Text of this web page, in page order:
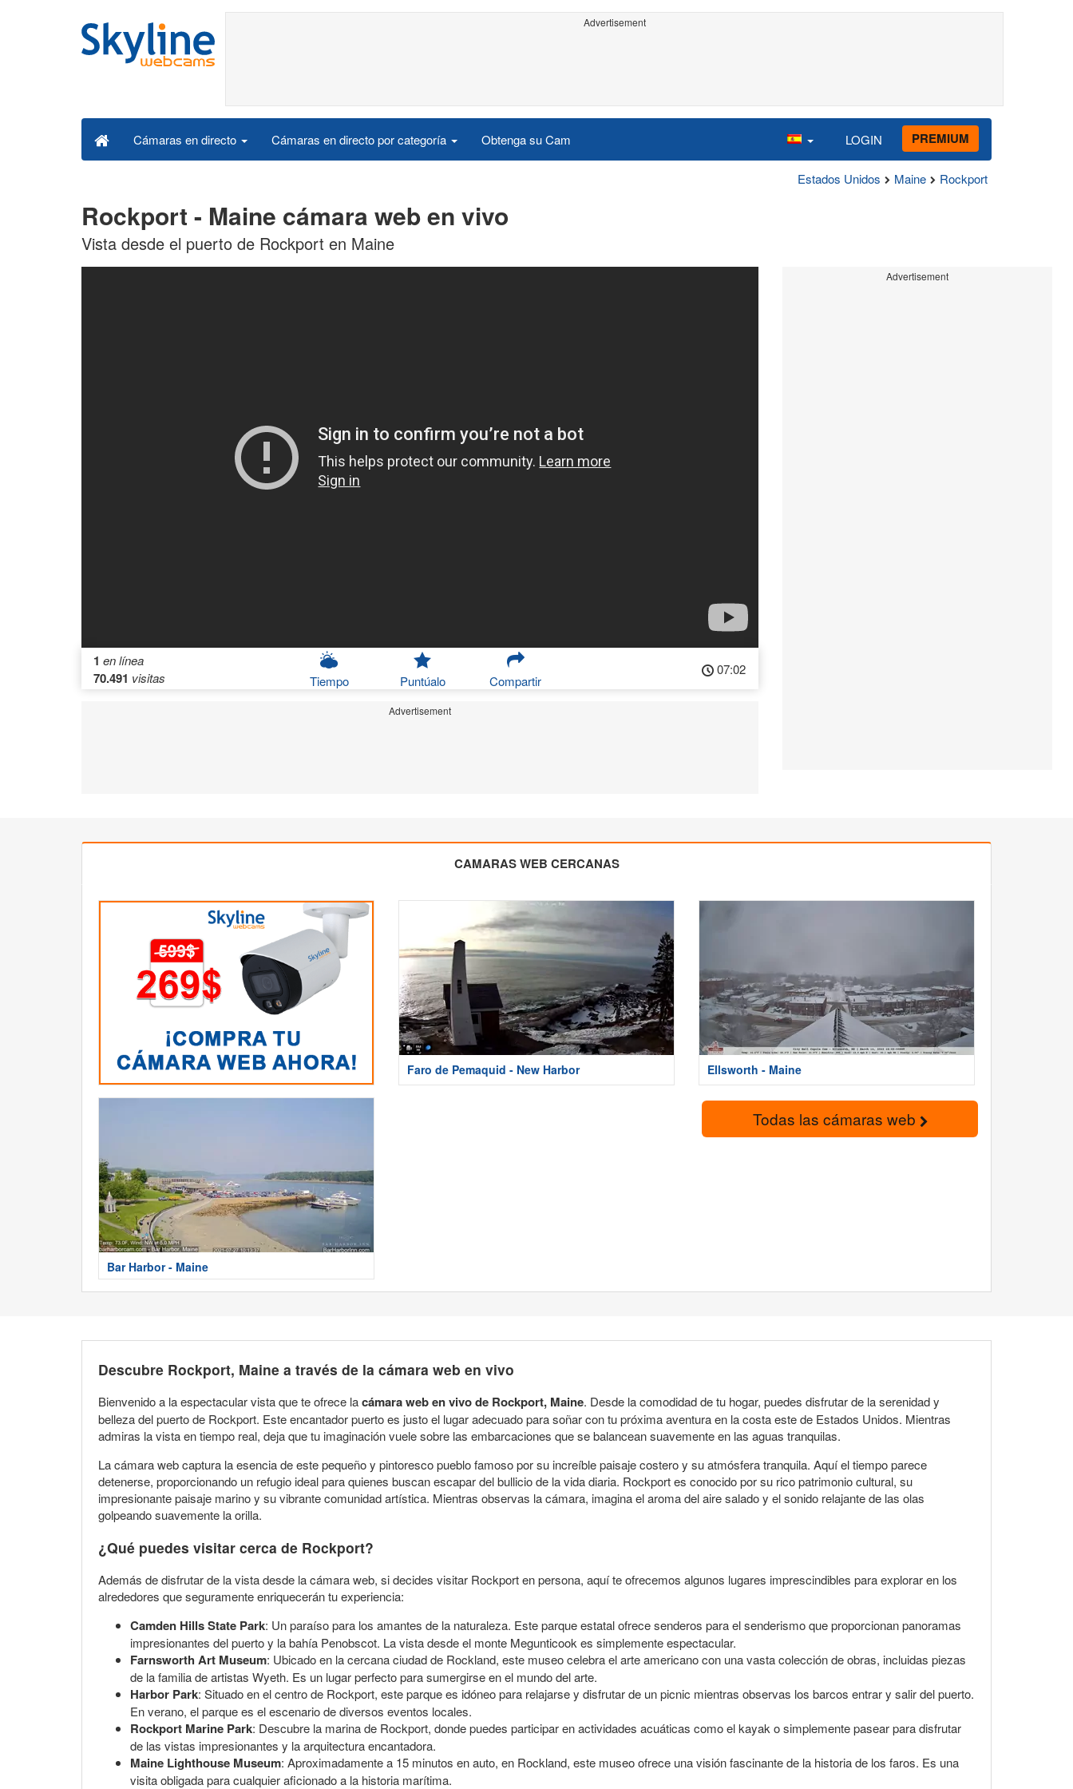
Advertisement
Cámaras en directo Cámaras en directo por categoría Obtenga su Cam LOGIN PREMIUM
Estados Unidos Maine Rockport
Rockport - Maine cámara web en vivo
Vista desde el puerto de Rockport en Maine
1 en línea
70.491 visitas Tiempo Puntúalo Compartir
07:02
Advertisement
Advertisement
CAMARAS WEB CERCANAS
Faro de Pemaquid - New Harbor Ellsworth - Maine
Bar Harbor - Maine
Todas las cámaras web
Descubre Rockport, Maine a través de la cámara web en vivo
Bienvenido a la espectacular vista que te ofrece lacámara web en vivo de Rockport, Maine. Desde la comodidad de tu hogar, puedes disfrutar de la serenidad y
belleza del puerto de Rockport. Este encantador puerto es justo el lugar adecuado para soñar con tu próxima aventura en la costa este de Estados Unidos. Mientras
admiras la vista en tiempo real, deja que tu imaginación vuele sobre las embarcaciones que se balancean suavemente en las aguas tranquilas.
La cámara web captura la esencia de este pequeño y pintoresco pueblo famoso por su increíble paisaje costero y su atmósfera tranquila. Aquí el tiempo parece
detenerse, proporcionando un refugio ideal para quienes buscan escapar del bullicio de la vida diaria. Rockport es conocido por su rico patrimonio cultural, su
impresionante paisaje marino y su vibrante comunidad artística. Mientras observas la cámara, imagina el aroma del aire salado y el sonido relajante de las olas
golpeando suavemente la orilla.
¿Qué puedes visitar cerca de Rockport?
Además de disfrutar de la vista desde la cámara web, si decides visitar Rockport en persona, aquí te ofrecemos algunos lugares imprescindibles para explorar en los
alrededores que seguramente enriquecerán tu experiencia:
Camden Hills State Park: Un paraíso para los amantes de la naturaleza. Este parque estatal ofrece senderos para el senderismo que proporcionan panoramas
impresionantes del puerto y la bahía Penobscot. La vista desde el monte Megunticook es simplemente espectacular.
Farnsworth Art Museum: Ubicado en la cercana ciudad de Rockland, este museo celebra el arte americano con una vasta colección de obras, incluidas piezas
de la familia de artistas Wyeth. Es un lugar perfecto para sumergirse en el mundo del arte.
Harbor Park: Situado en el centro de Rockport, este parque es idóneo para relajarse y disfrutar de un picnic mientras observas los barcos entrar y salir del puerto.
En verano, el parque es el escenario de diversos eventos locales.
Rockport Marine Park: Descubre la marina de Rockport, donde puedes participar en actividades acuáticas como el kayak o simplemente pasear para disfrutar
de las vistas impresionantes y la arquitectura encantadora.
Maine Lighthouse Museum: Aproximadamente a 15 minutos en auto, en Rockland, este museo ofrece una visión fascinante de la historia de los faros. Es una
visita obligada para cualquier aficionado a la historia marítima.